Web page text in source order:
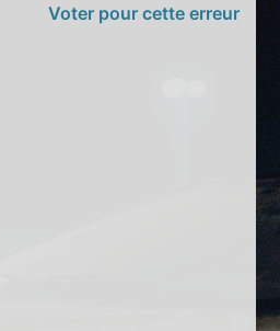
Voter pour cette erreur